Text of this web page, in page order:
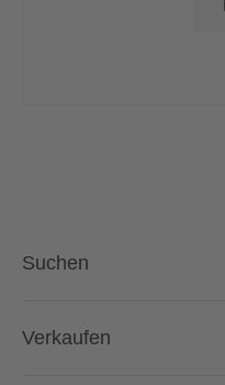
Suchen
Auto kaufen
Verkaufen